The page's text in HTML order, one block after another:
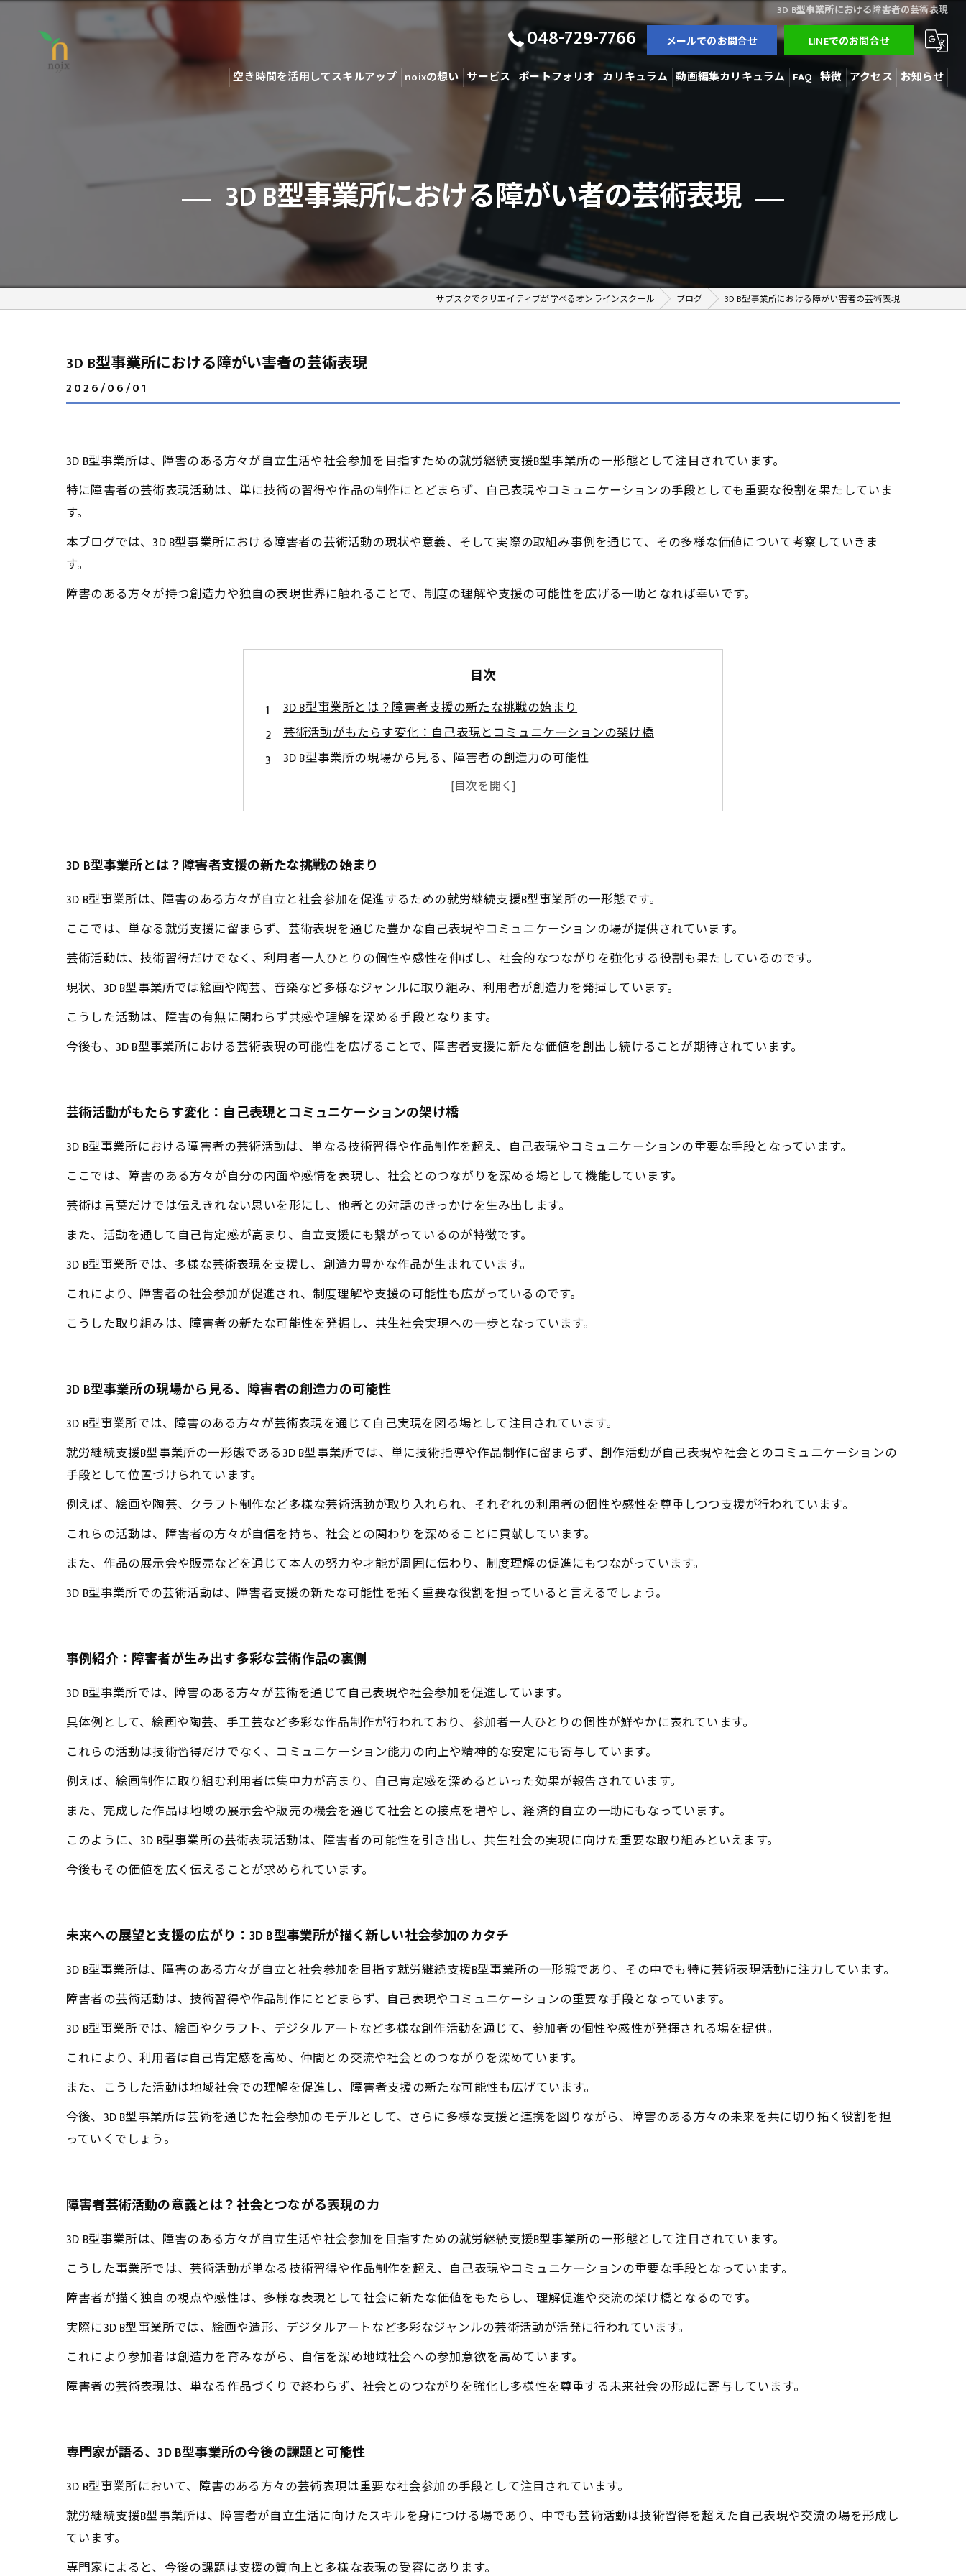
3D B型事業所における障害者の芸術表現
048-729-7766 メールでのお問合せ LINEでのお問合せ
空き時間を活用してスキルアップ noixの想い サービス ポートフォリオ カリキュラム 動画編集カリキュラム FAQ 特徴
3Dモデラー
AI開発
動画編集
在宅勤務
アクセス お知らせ
3D B型事業所における障がい者の芸術表現
サブスクでクリエイティブが学べるオンラインスクール ブログ 3D B型事業所における障がい害者の芸術表現
3D B型事業所における障がい害者の芸術表現
2026/06/01
3D B型事業所は、障害のある方々が自立生活や社会参加を目指すための就労継続支援B型事業所の一形態として注目されています。
特に障害者の芸術表現活動は、単に技術の習得や作品の制作にとどまらず、自己表現やコミュニケーションの手段としても重要な役割を果たしていま
す。
本ブログでは、3D B型事業所における障害者の芸術活動の現状や意義、そして実際の取組み事例を通じて、その多様な価値について考察していきま
す。
障害のある方々が持つ創造力や独自の表現世界に触れることで、制度の理解や支援の可能性を広げる一助となれば幸いです。
目次
3D B型事業所とは？障害者支援の新たな挑戦の始まり
芸術活動がもたらす変化：自己表現とコミュニケーションの架け橋
3D B型事業所の現場から見る、障害者の創造力の可能性
事例紹介：障害者が生み出す多彩な芸術作品の裏側
未来への展望と支援の広がり：3D B型事業所が描く新しい社会参加のカタチ
専門家が語る、3D B型事業所の今後の課題と可能性
3D B型事業所とは？障害者支援の新たな挑戦の始まり
3D B型事業所は、障害のある方々が自立と社会参加を促進するための就労継続支援B型事業所の一形態です。
ここでは、単なる就労支援に留まらず、芸術表現を通じた豊かな自己表現やコミュニケーションの場が提供されています。
芸術活動は、技術習得だけでなく、利用者一人ひとりの個性や感性を伸ばし、社会的なつながりを強化する役割も果たしているのです。
現状、3D B型事業所では絵画や陶芸、音楽など多様なジャンルに取り組み、利用者が創造力を発揮しています。
こうした活動は、障害の有無に関わらず共感や理解を深める手段となります。
今後も、3D B型事業所における芸術表現の可能性を広げることで、障害者支援に新たな価値を創出し続けることが期待されています。
芸術活動がもたらす変化：自己表現とコミュニケーションの架け橋
3D B型事業所における障害者の芸術活動は、単なる技術習得や作品制作を超え、自己表現やコミュニケーションの重要な手段となっています。
ここでは、障害のある方々が自分の内面や感情を表現し、社会とのつながりを深める場として機能しています。
芸術は言葉だけでは伝えきれない思いを形にし、他者との対話のきっかけを生み出します。
また、活動を通して自己肯定感が高まり、自立支援にも繋がっているのが特徴です。
3D B型事業所では、多様な芸術表現を支援し、創造力豊かな作品が生まれています。
これにより、障害者の社会参加が促進され、制度理解や支援の可能性も広がっているのです。
こうした取り組みは、障害者の新たな可能性を発掘し、共生社会実現への一歩となっています。
3D B型事業所の現場から見る、障害者の創造力の可能性
3D B型事業所では、障害のある方々が芸術表現を通じて自己実現を図る場として注目されています。
就労継続支援B型事業所の一形態である3D B型事業所では、単に技術指導や作品制作に留まらず、創作活動が自己表現や社会とのコミュニケーションの
手段として位置づけられています。
例えば、絵画や陶芸、クラフト制作など多様な芸術活動が取り入れられ、それぞれの利用者の個性や感性を尊重しつつ支援が行われています。
これらの活動は、障害者の方々が自信を持ち、社会との関わりを深めることに貢献しています。
また、作品の展示会や販売などを通じて本人の努力や才能が周囲に伝わり、制度理解の促進にもつながっています。
3D B型事業所での芸術活動は、障害者支援の新たな可能性を拓く重要な役割を担っていると言えるでしょう。
事例紹介：障害者が生み出す多彩な芸術作品の裏側
3D B型事業所では、障害のある方々が芸術を通じて自己表現や社会参加を促進しています。
具体例として、絵画や陶芸、手工芸など多彩な作品制作が行われており、参加者一人ひとりの個性が鮮やかに表れています。
これらの活動は技術習得だけでなく、コミュニケーション能力の向上や精神的な安定にも寄与しています。
例えば、絵画制作に取り組む利用者は集中力が高まり、自己肯定感を深めるといった効果が報告されています。
また、完成した作品は地域の展示会や販売の機会を通じて社会との接点を増やし、経済的自立の一助にもなっています。
このように、3D B型事業所の芸術表現活動は、障害者の可能性を引き出し、共生社会の実現に向けた重要な取り組みといえます。
今後もその価値を広く伝えることが求められています。
未来への展望と支援の広がり：3D B型事業所が描く新しい社会参加のカタチ
3D B型事業所は、障害のある方々が自立と社会参加を目指す就労継続支援B型事業所の一形態であり、その中でも特に芸術表現活動に注力しています。
障害者の芸術活動は、技術習得や作品制作にとどまらず、自己表現やコミュニケーションの重要な手段となっています。
3D B型事業所では、絵画やクラフト、デジタルアートなど多様な創作活動を通じて、参加者の個性や感性が発揮される場を提供。
これにより、利用者は自己肯定感を高め、仲間との交流や社会とのつながりを深めています。
また、こうした活動は地域社会での理解を促進し、障害者支援の新たな可能性も広げています。
今後、3D B型事業所は芸術を通じた社会参加のモデルとして、さらに多様な支援と連携を図りながら、障害のある方々の未来を共に切り拓く役割を担
っていくでしょう。
障害者芸術活動の意義とは？社会とつながる表現の力
3D B型事業所は、障害のある方々が自立生活や社会参加を目指すための就労継続支援B型事業所の一形態として注目されています。
こうした事業所では、芸術活動が単なる技術習得や作品制作を超え、自己表現やコミュニケーションの重要な手段となっています。
障害者が描く独自の視点や感性は、多様な表現として社会に新たな価値をもたらし、理解促進や交流の架け橋となるのです。
実際に3D B型事業所では、絵画や造形、デジタルアートなど多彩なジャンルの芸術活動が活発に行われています。
これにより参加者は創造力を育みながら、自信を深め地域社会への参加意欲を高めています。
障害者の芸術表現は、単なる作品づくりで終わらず、社会とのつながりを強化し多様性を尊重する未来社会の形成に寄与しています。
専門家が語る、3D B型事業所の今後の課題と可能性
3D B型事業所において、障害のある方々の芸術表現は重要な社会参加の手段として注目されています。
就労継続支援B型事業所は、障害者が自立生活に向けたスキルを身につける場であり、中でも芸術活動は技術習得を超えた自己表現や交流の場を形成し
ています。
専門家によると、今後の課題は支援の質向上と多様な表現の受容にあります。